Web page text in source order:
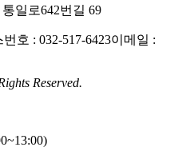
일로642번길 69
호 : 032-517-6423이메일 :
Reserved.